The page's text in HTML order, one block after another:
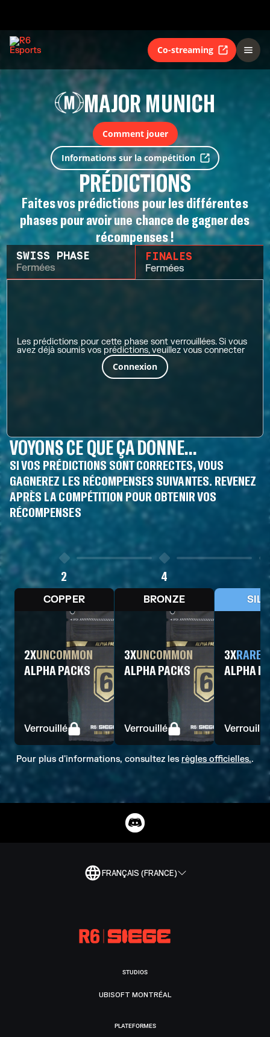
Co-streaming
MAJOR MUNICH
Comment jouer
Informations sur la compétition
PRÉDICTIONS
Faites vos prédictions pour les différentes
phases pour avoir une chance de gagner des
récompenses !
SWISS PHASE
Fermées
FINALES
Fermées
Les prédictions pour cette phase sont verrouillées. Si vous
avez déjà soumis vos prédictions, veuillez vous connecter
Connexion
VOYONS CE QUE ÇA DONNE...
SI VOS PRÉDICTIONS SONT CORRECTES, VOUS
GAGNEREZ LES RÉCOMPENSES SUIVANTES. REVENEZ
APRÈS LA COMPÉTITION POUR OBTENIR VOS
RÉCOMPENSES
2
COPPER
2XUNCOMMON
ALPHA PACKS
Verrouillé
4
BRONZE
3XUNCOMMON
ALPHA PACKS
Verrouillé
3XRARE
ALPHA
Verrouillé
Pour plus d'informations, consultez les règles officielles..
FRANÇAIS (FRANCE)
STUDIOS
UBISOFT MONTRÉAL
PLATEFORMES